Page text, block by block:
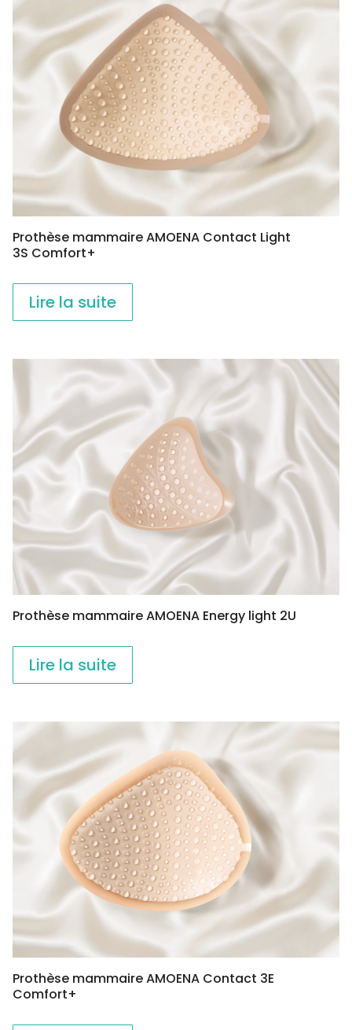
Prothèse mammaire AMOENA Contact Light
3S Comfort+
Lire la suite
Prothèse mammaire AMOENA Energy light 2U
Lire la suite
Prothèse mammaire AMOENA Contact 3E
Comfort+